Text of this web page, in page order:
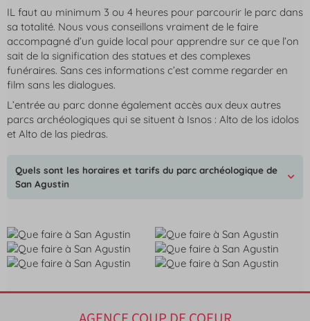
IL faut au minimum 3 ou 4 heures pour parcourir le parc dans
sa totalité. Nous vous conseillons vraiment de le faire
accompagné d’un guide local pour apprendre sur ce que l’on
sait de la signification des statues et des complexes
funéraires. Sans ces informations c’est comme regarder en
film sans les dialogues.
L’entrée au parc donne également accès aux deux autres
parcs archéologiques qui se situent à Isnos : Alto de los idolos
et Alto de las piedras.
Quels sont les horaires et tarifs du parc archéologique de
San Agustin